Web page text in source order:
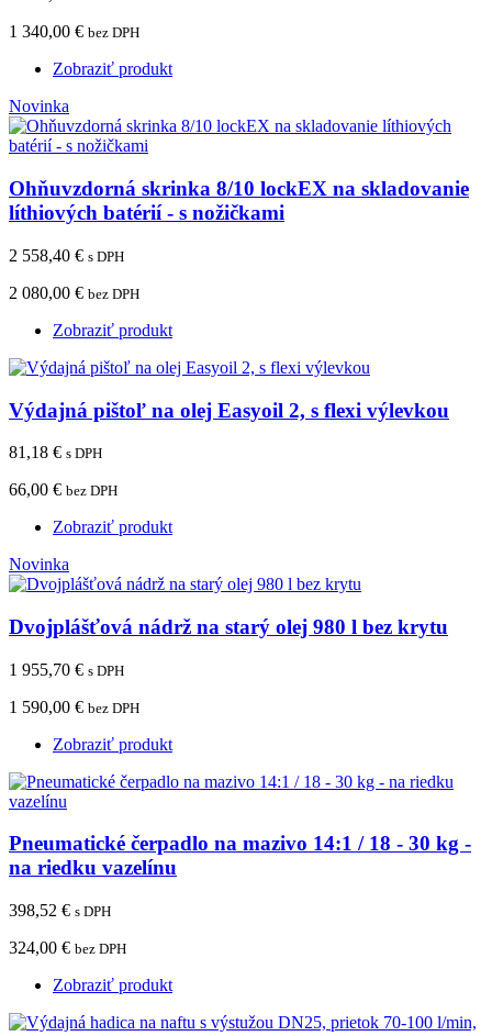
1 340,00 € bez DPH
Zobraziť produkt
Novinka
Ohňuvzdorná skrinka 8/10 lockEX na skladovanie
líthiových batérií - s nožičkami
2 558,40 € s DPH
2 080,00 € bez DPH
Zobraziť produkt
Výdajná pištoľ na olej Easyoil 2, s flexi výlevkou
81,18 € s DPH
66,00 € bez DPH
Zobraziť produkt
Novinka
Dvojplášťová nádrž na starý olej 980 l bez krytu
1 955,70 € s DPH
1 590,00 € bez DPH
Zobraziť produkt
Pneumatické čerpadlo na mazivo 14:1 / 18 - 30 kg -
na riedku vazelínu
398,52 € s DPH
324,00 € bez DPH
Zobraziť produkt